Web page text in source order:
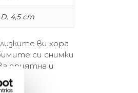
4,5 cm
ви хора
си снимки
приятна и